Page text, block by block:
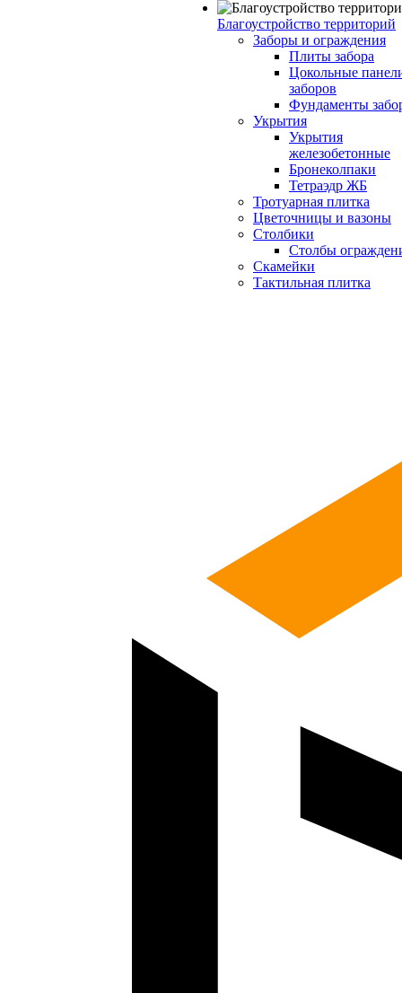
Благоустройство территорий
Заборы и ограждения
Плиты забора
Цокольные
заборов
Фундаменты
Укрытия
Укрытия
железобетонные
Бронеколпаки
Тетраэдр ЖБ
Тротуарная плитка
Цветочницы и вазоны
Столбики
Столбы
Скамейки
Тактильная плитка